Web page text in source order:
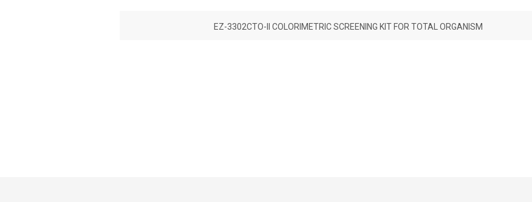
EZ-3302CTO-II COLORIMETRIC SCREENING KIT FOR TOTAL ORGANISM